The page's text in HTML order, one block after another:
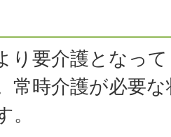
り要介護となっ
常時介護が必要